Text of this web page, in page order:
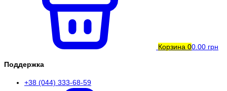
Корзина 00.00 грн
Поддержка
+38 (044) 333-68-59